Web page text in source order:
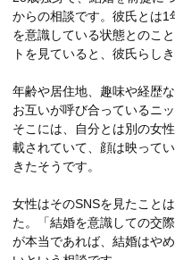
からの相談です。彼氏とは
を意識している状態とのこ
トを見ていると、彼氏らし
年齢や居住地、趣味や経歴
お互いが呼び合っているニ
そこには、自分とは別の女
載されていて、顔は映って
きたそうです。
女性はそのSNSを見たこと
た。「結婚を意識しての交
が本当であれば、結婚はや